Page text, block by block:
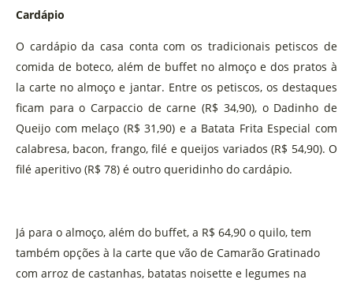
Cardápio
O cardápio da casa conta com os tradicionais petiscos de
comida de boteco, além de buffet no almoço e dos pratos à
la carte no almoço e jantar. Entre os petiscos, os destaques
ficam para o Carpaccio de carne (R$ 34,90), o Dadinho de
Queijo com melaço (R$ 31,90) e a Batata Frita Especial com
calabresa, bacon, frango, filé e queijos variados (R$ 54,90). O
filé aperitivo (R$ 78) é outro queridinho do cardápio.
Já para o almoço, além do buffet, a R$ 64,90 o quilo, tem
também opções à la carte que vão de Camarão Gratinado
com arroz de castanhas, batatas noisette e legumes na